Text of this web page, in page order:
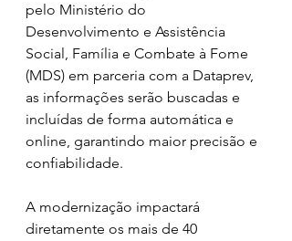
pelo Ministério do
Desenvolvimento e Assistência
Social, Família e Combate à Fome
(MDS) em parceria com a Dataprev,
as informações serão buscadas e
incluídas de forma automática e
online, garantindo maior precisão e
confiabilidade.
A modernização impactará
diretamente os mais de 40